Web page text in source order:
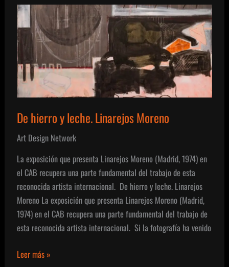
De hierro y leche. Linarejos Moreno
Art Design Network
La exposición que presenta Linarejos Moreno (Madrid, 1974) en
el CAB recupera una parte fundamental del trabajo de esta
reconocida artista internacional. De hierro y leche. Linarejos
Moreno La exposición que presenta Linarejos Moreno (Madrid,
1974) en el CAB recupera una parte fundamental del trabajo de
esta reconocida artista internacional. Si la fotografía ha venido
De
Leer más »